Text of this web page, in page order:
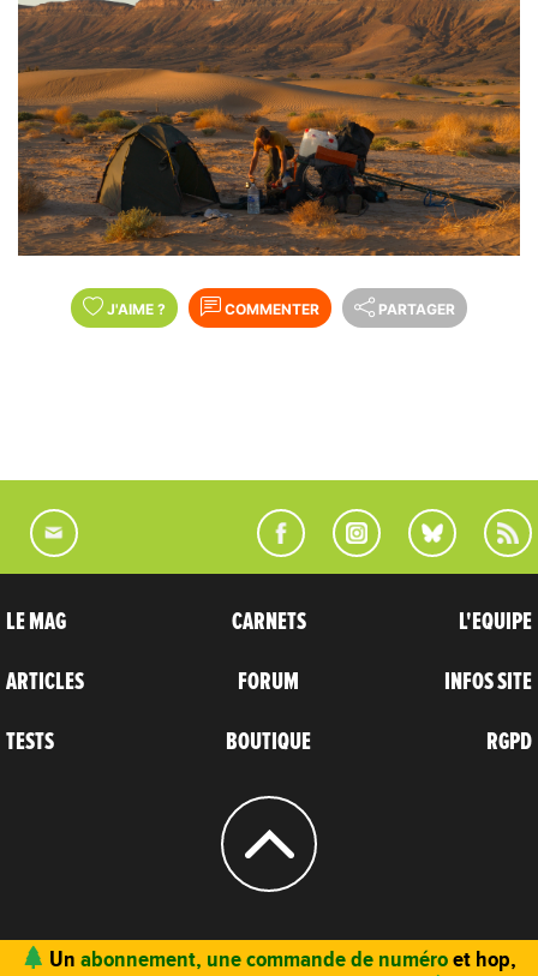
J'AIME ? COMMENTER PARTAGER
LE MAG
ARTICLES
TESTS
CARNETS
FORUM
BOUTIQUE
L'EQUIPE
INFOS SITE
RGPD
© 2004 - 2026 CARNETS D’AVENTURES
Un abonnement, une commande de numéroet hop,